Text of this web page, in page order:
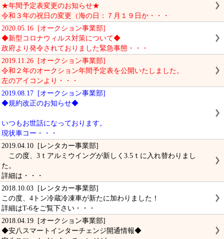
★年間予定表変更のお知らせ★
令和３年の祝日の変更（海の日：７月１９日か・・・
2020.05.16 [オークション事業部]
◆新型コロナウィルス対策について◆
政府より発令されておりました緊急事態・・・
2019.11.26 [オークション事業部]
令和２年のオークション年間予定表を公開いたしました。
左のアイコンより・・・
2019.08.17 [オークション事業部]
◆規約改正のお知らせ◆
いつもお世話になっております。
現状車コー・・・
2019.04.10 [レンタカー事業部]
この度、3ｔアルミウイングが新しく3.5ｔに入れ替わりまし
た。
詳細は・・・
2018.10.03 [レンタカー事業部]
この度、4トン冷蔵冷凍車が新たに加わりました！
詳細はT-6をご覧下さい・・・
2018.04.19 [オークション事業部]
◆安八スマートインターチェンジ開通情報◆